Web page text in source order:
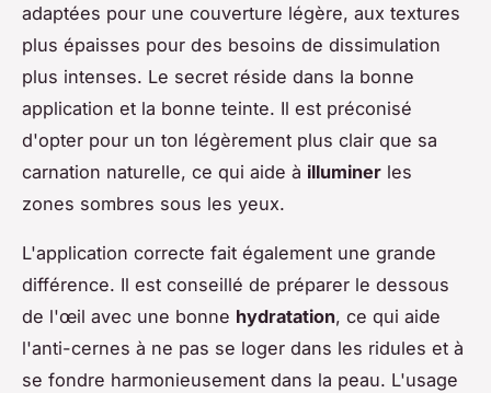
adaptées pour une couverture légère, aux textures
plus épaisses pour des besoins de dissimulation
plus intenses. Le secret réside dans la bonne
application et la bonne teinte. Il est préconisé
d'opter pour un ton légèrement plus clair que sa
carnation naturelle, ce qui aide à illuminer les
zones sombres sous les yeux.
L'application correcte fait également une grande
différence. Il est conseillé de préparer le dessous
de l'œil avec une bonne hydratation, ce qui aide
l'anti-cernes à ne pas se loger dans les ridules et à
se fondre harmonieusement dans la peau. L'usage